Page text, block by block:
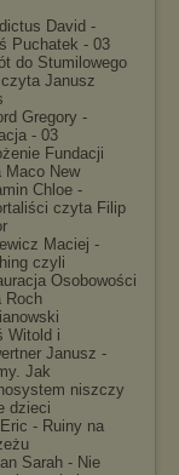
David -
Puchatek - 03
do Stumilowego
czyta Janusz
Gregory -
- 03
Fundacji
Maco New
Chloe -
czyta Filip
Maciej -
czyli
Osobowości
Roch
Witold i
Janusz -
Jak
niszczy
dzieci
- Ruiny na
Sarah - Nie